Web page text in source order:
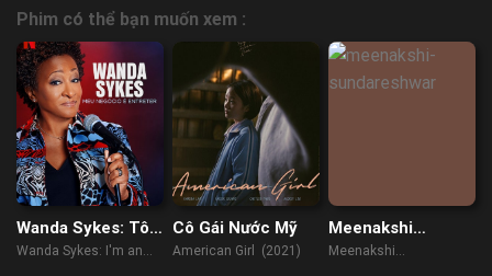
Phim có thể bạn muốn xem :
Wanda Sykes: Tôi
Là Người Mua Vui
Wanda Sykes: I'm an
Cô Gái Nước Mỹ
American Girl (2021)
Meenakshi
Sundareshwar
Meenakshi